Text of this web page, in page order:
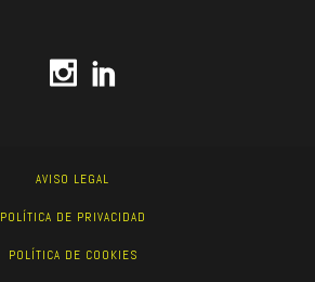
AVISO LEGAL
POLÍTICA DE PRIVACIDAD
POLÍTICA DE COOKIES